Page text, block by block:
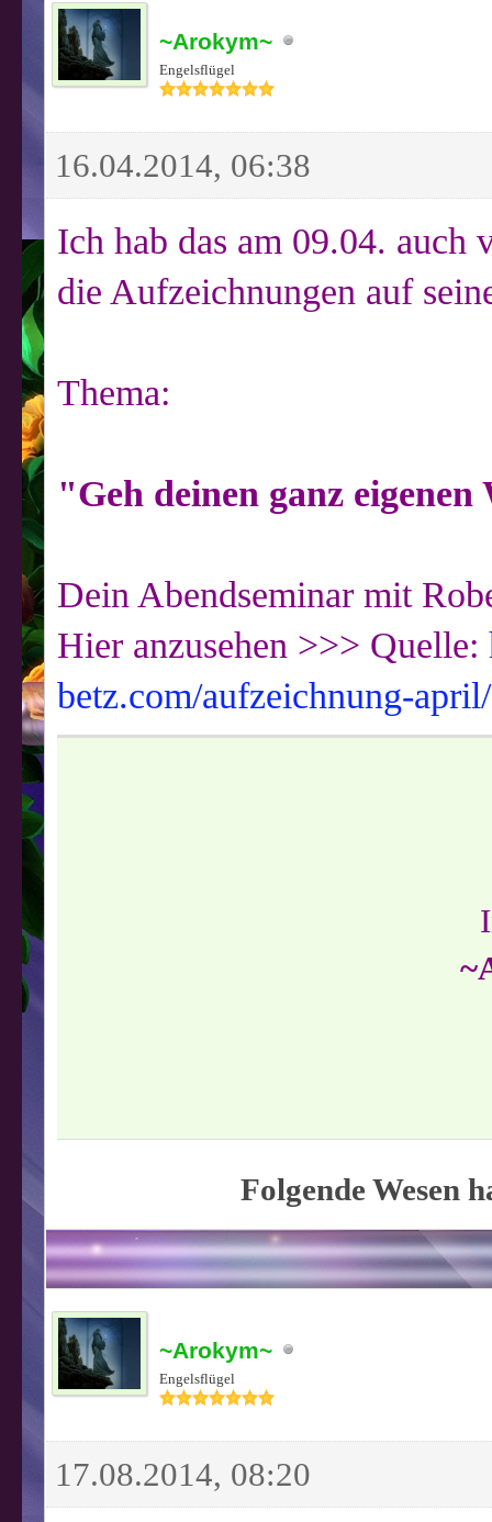
~Arokym~
Engelsflügel
16.04.2014, 06:38
Ich hab das am 09.04. auch
die Aufzeichnungen auf
Thema:
"Geh deinen ganz
Dein Abendseminar mit
Hier anzusehen >>> Quelle:
betz.com/aufzeichnung-april/
Folgende Wesen
~Arokym~
Engelsflügel
17.08.2014, 08:20